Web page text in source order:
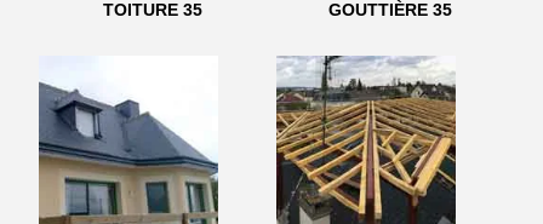
TOITURE 35 GOUTTIÈRE 35